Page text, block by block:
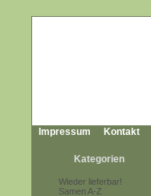
Impressum Kontakt
Kategorien
Wieder lieferbar!
Samen A-Z